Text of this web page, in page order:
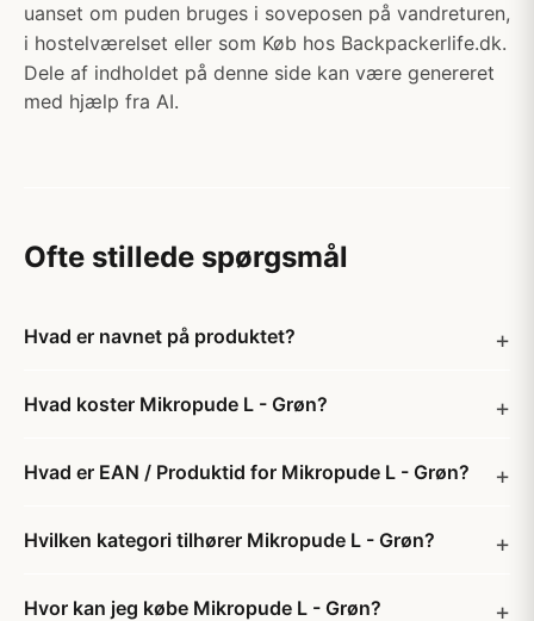
uanset om puden bruges i soveposen på vandreturen,
i hostelværelset eller som Køb hos Backpackerlife.dk.
Dele af indholdet på denne side kan være genereret
med hjælp fra AI.
Ofte stillede spørgsmål
Hvad er navnet på produktet?
Hvad koster Mikropude L - Grøn?
Hvad er EAN / Produktid for Mikropude L - Grøn?
Hvilken kategori tilhører Mikropude L - Grøn?
Hvor kan jeg købe Mikropude L - Grøn?